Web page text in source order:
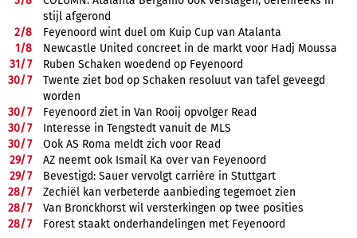
stijl afgerond
2/8
Feyenoord wint duel om Kuip Cup van Atalanta
1/8
Newcastle United concreet in de markt voor Hadj Moussa
31/7
Ruben Schaken woedend op Feyenoord
30/7
Twente ziet bod op Schaken resoluut van tafel geveegd
worden
30/7
Feyenoord ziet in Van Rooij opvolger Read
30/7
Interesse in Tengstedt vanuit de MLS
30/7
Ook AS Roma meldt zich voor Read
29/7
AZ neemt ook Ismail Ka over van Feyenoord
29/7
Bevestigd: Sauer vervolgt carrière in Stuttgart
28/7
Zechiël kan verbeterde aanbieding tegemoet zien
28/7
Van Bronckhorst wil versterkingen op twee posities
28/7 Forest staakt onderhandelingen met Feyenoord